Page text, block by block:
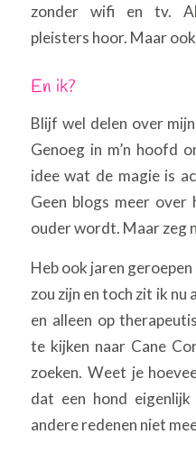
zonder wifi en tv.
pleisters hoor. Maar
En ik?
Blijf wel delen over
Genoeg in m’n hoofd
idee wat de magie is
Geen blogs meer over
ouder wordt. Maar zeg
Heb ook jaren
zou zijn en toch zit ik nu
en alleen op
te kijken naar Cane
zoeken. Weet je
dat een hond
andere redenen niet